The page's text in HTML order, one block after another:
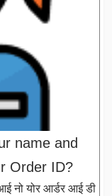
name and
Order ID?
नो योर आर्डर आई डी